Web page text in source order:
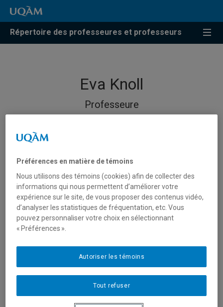
Répertoire des professeures et professeurs
Eva Knoll
Professeure
Préférences en matière de témoins
Nous utilisons des témoins (cookies) afin de collecter des
informations qui nous permettent d’améliorer votre
expérience sur le site, de vous proposer des contenus vidéo,
d’analyser les statistiques de fréquentation, etc. Vous
pouvez personnaliser votre choix en sélectionnant
« Préférences ».
Tout refuser
Autoriser les témoins